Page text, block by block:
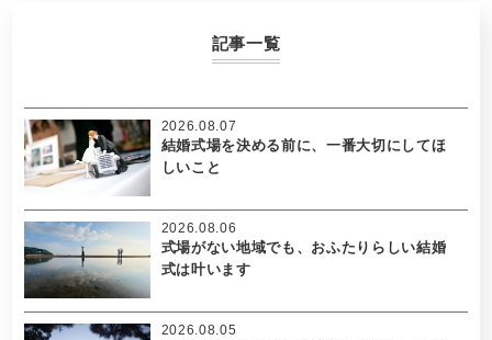
記事一覧
結婚式場を決める前に、一番大切にしてほ
しいこと
2026.08.07
式場がない地域でも、おふたりらしい結婚
式は叶います
2026.08.06
2026.08.05